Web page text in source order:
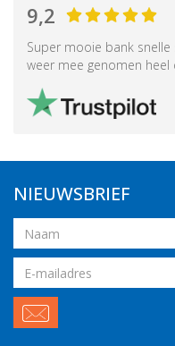
9,2
Super mooie bank
weer mee genomen heel
NIEUWSBRIEF
Naam
Email
adres